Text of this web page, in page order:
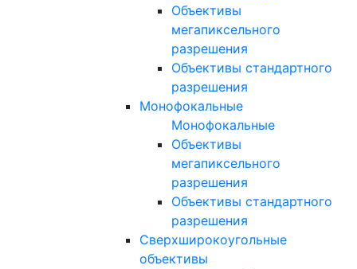
Объективы
мегапиксельного
разрешения
Объективы стандартного
разрешения
Монофокальные
Монофокальные
Объективы
мегапиксельного
разрешения
Объективы стандартного
разрешения
Сверхширокоугольные
объективы